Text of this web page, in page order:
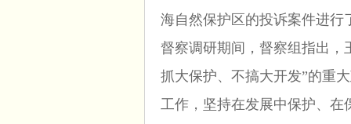
海自然保护区的投诉案件进行
督察调研期间，督察组指出，
抓大保护、不搞大开发”的重
工作，坚持在发展中保护、在